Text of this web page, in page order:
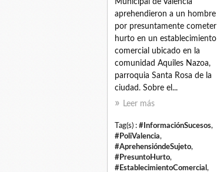
Municipal de Valencia
aprehendieron a un hombre
por presuntamente cometer
hurto en un establecimiento
comercial ubicado en la
comunidad Aquiles Nazoa,
parroquia Santa Rosa de la
ciudad. Sobre el...
Leer más
Tag(s) : #InformaciónSucesos,
#PoliValencia,
#AprehensióndeSujeto,
#PresuntoHurto,
#EstablecimientoComercial ,